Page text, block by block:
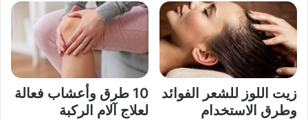
زيت اللوز للشعر الفوائد
وطرق الاستخدام
10 طرق وأعشاب فعالة
لعلاج آلام الركبة